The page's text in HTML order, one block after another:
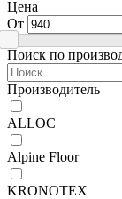
Цена
От
Поиск по
Производитель
ALLOC
Alpine Floor
KRONOTEX